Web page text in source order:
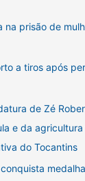
na prisão de
a tiros após
de Zé
e da
do Tocantins